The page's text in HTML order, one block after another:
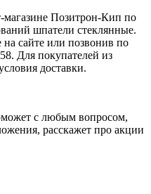
магазине Позитрон-Кип по
шпатели стеклянные.
сайте или позвонив по
Для покупателей из
доставки.
с любым вопросом,
расскажет про акции